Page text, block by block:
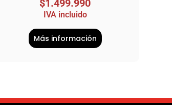
$1.499.990
IVA incluido
Más información